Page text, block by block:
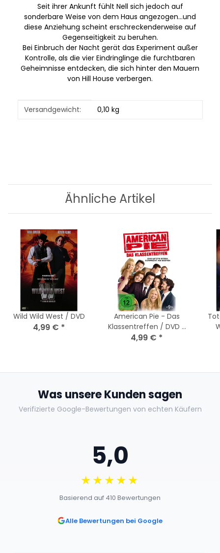
Seit ihrer Ankunft fühlt Nell sich jedoch auf
sonderbare Weise von dem Haus angezogen...und
diese Anziehung scheint erschreckenderweise auf
Gegenseitigkeit zu beruhen.
Bei Einbruch der Nacht gerät das Experiment außer
Kontrolle, als die vier Eindringlinge die furchtbaren
Geheimnisse entdecken, die sich hinter den Mauern
von Hill House verbergen.
Produkteigenschaft
Wert
Versandgewicht: 0,10 kg
Ähnliche Artikel
Wild Wild West / DVD
4,99 € *
American Pie - Das
Klassentreffen / DVD -
Top Zustand
4,99 € *
Was unsere Kunden sagen
Verifizierte Google-Bewertungen von echten Käufern
5,0
★★★★★
Basierend auf 410 Bewertungen
Alle Bewertungen bei Google